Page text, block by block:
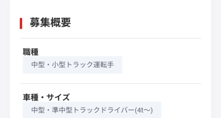
募集概要
職種
中型・小型トラック運転手
車種・サイズ
中型・準中型トラックドライバー(4t～)